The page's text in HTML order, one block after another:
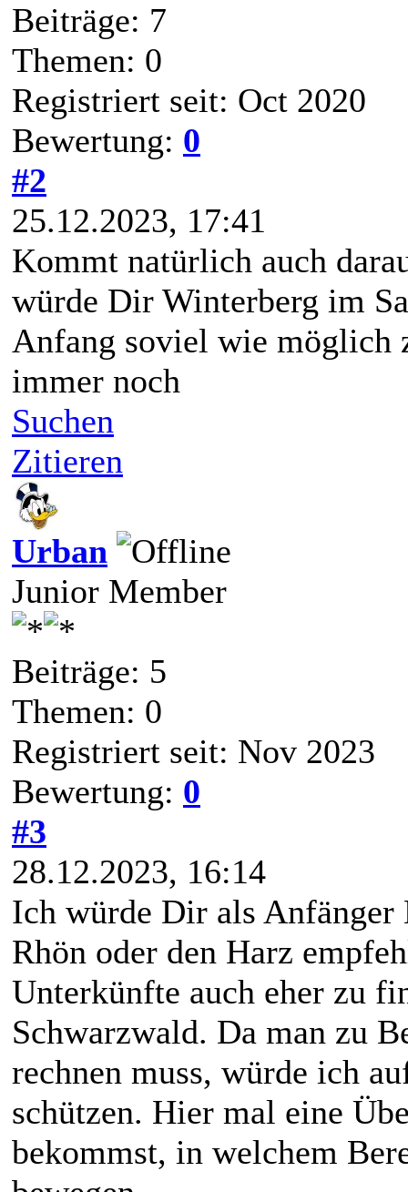
Beiträge: 7
Themen: 0
Registriert seit: Oct 2020
Bewertung: 0
#2
25.12.2023, 17:41
Kommt natürlich auch
würde Dir Winterberg im
Anfang soviel wie möglich
immer noch
Suchen
Zitieren
Urban
Junior Member
Beiträge: 5
Themen: 0
Registriert seit: Nov 2023
Bewertung: 0
#3
28.12.2023, 16:14
Ich würde Dir als
Rhön oder den Harz
Unterkünfte auch eher zu
Schwarzwald. Da man zu
rechnen muss, würde ich
schützen. Hier mal eine
bekommst, in welchem